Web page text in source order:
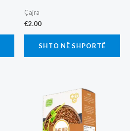
Çajra
€2.00
SHTO NË SHPORTË